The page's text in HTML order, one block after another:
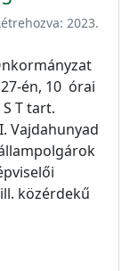
2023.
én, 10 órai
S T tart.
Vajdahunyad
közérdekű